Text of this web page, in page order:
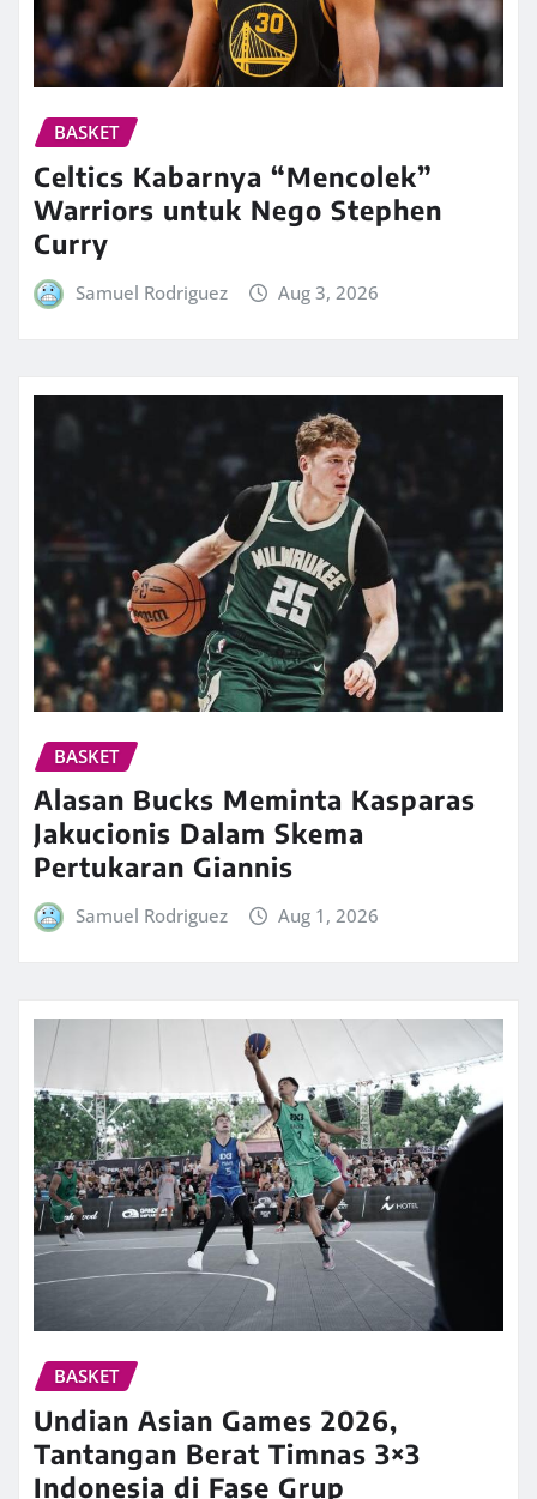
BASKET
Celtics Kabarnya “Mencolek”
Warriors untuk Nego Stephen
Curry
Samuel Rodriguez Aug 3, 2026
BASKET
Alasan Bucks Meminta Kasparas
Jakucionis Dalam Skema
Pertukaran Giannis
Samuel Rodriguez Aug 1, 2026
BASKET
Undian Asian Games 2026,
Tantangan Berat Timnas 3×3
Indonesia di Fase Grup